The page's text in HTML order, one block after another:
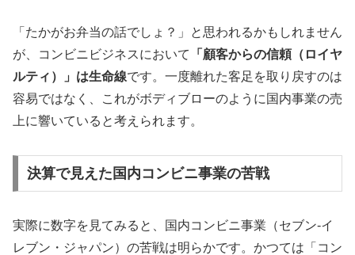
「たかがお弁当の話でしょ？」と思われるかもしれません
が、コンビニビジネスにおいて
「顧客からの信頼（ロイヤ
ルティ）」は生命線です。一度離れた客足を取り戻すのは
容易ではなく、これがボディブローのように国内事業の売
上に響いていると考えられます。
決算で見えた国内コンビニ事業の苦戦
実際に数字を見てみると、国内コンビニ事業（セブン-イ
レブン・ジャパン）の苦戦は明らかです。かつては「コン